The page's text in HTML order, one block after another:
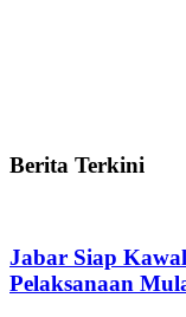
Berita Terkini
Jabar Siap
Pelaksanaan